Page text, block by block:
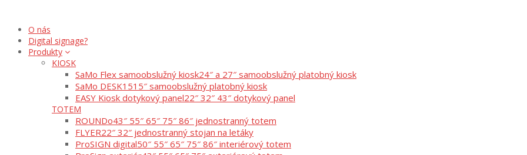
O nás
Digital signage?
Produkty
KIOSK
SaMo Flex samoobslužný kiosk24″ a 27″ samoobslužný platobný kiosk
SaMo DESK1515″ samoobslužný platobný kiosk
EASY Kiosk dotykový panel22″ 32″ 43″ dotykový panel
TOTEM
ROUNDo43″ 55″ 65″ 75″ 86″ jednostranný totem
FLYER22″ 32″ jednostranný stojan na letáky
ProSIGN digital50″ 55″ 65″ 75″ 86″ interiérový totem